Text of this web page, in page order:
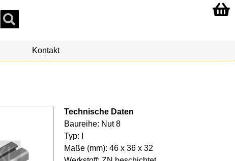
Kontakt
Technische Daten
Baureihe: Nut 8
Typ: I
Maße (mm): 46 x 36 x 32